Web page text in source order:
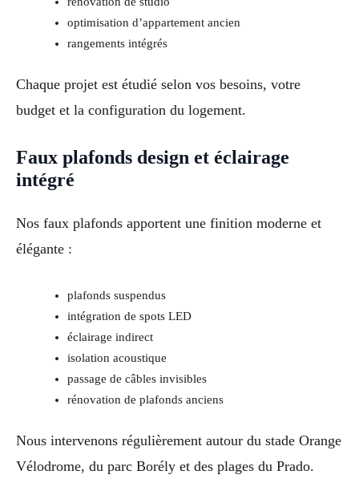
optimisation d’appartement ancien
rangements intégrés
Chaque projet est étudié selon vos besoins, votre
budget et la configuration du logement.
Faux plafonds design et éclairage
intégré
Nos faux plafonds apportent une finition moderne et
élégante :
plafonds suspendus
intégration de spots LED
éclairage indirect
isolation acoustique
passage de câbles invisibles
rénovation de plafonds anciens
Nous intervenons régulièrement autour du stade Orange
Vélodrome, du parc Borély et des plages du Prado.